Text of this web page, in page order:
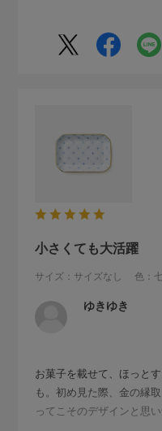
小さくても大活躍
サイズ：サイズなし 色：
ゆきゆき
お菓子を載せて、ほっと
も。初め見た際、金の縁
ってこそのデザインと思